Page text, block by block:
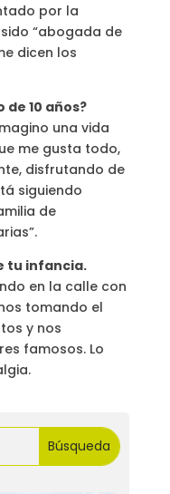
por la
“abogada de
dicen los
10 años?
una vida
me gusta todo,
disfrutando de
siguiendo
de
tu infancia.
en la calle con
tomando el
y nos
famosos. Lo